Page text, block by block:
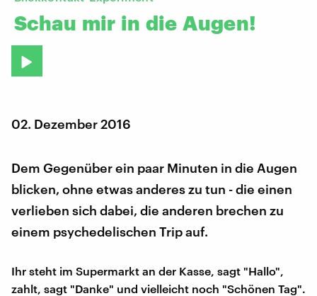
Schau mir in die Augen!
02. Dezember 2016
Dem Gegenüber ein paar Minuten in die Augen
blicken, ohne etwas anderes zu tun - die einen
verlieben sich dabei, die anderen brechen zu
einem psychedelischen Trip auf.
Ihr steht im Supermarkt an der Kasse, sagt "Hallo",
zahlt, sagt "Danke" und vielleicht noch "Schönen Tag".